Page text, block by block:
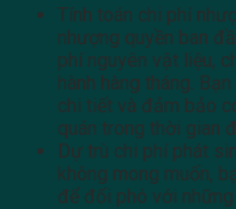
Tính toán chi phí
nhượng quyền ban
phí nguyên vật liệu,
hành hàng tháng.
chi tiết và đảm bảo
quán trong thời gian
Dự trù chi phí phát
không mong muốn,
để đối phó với